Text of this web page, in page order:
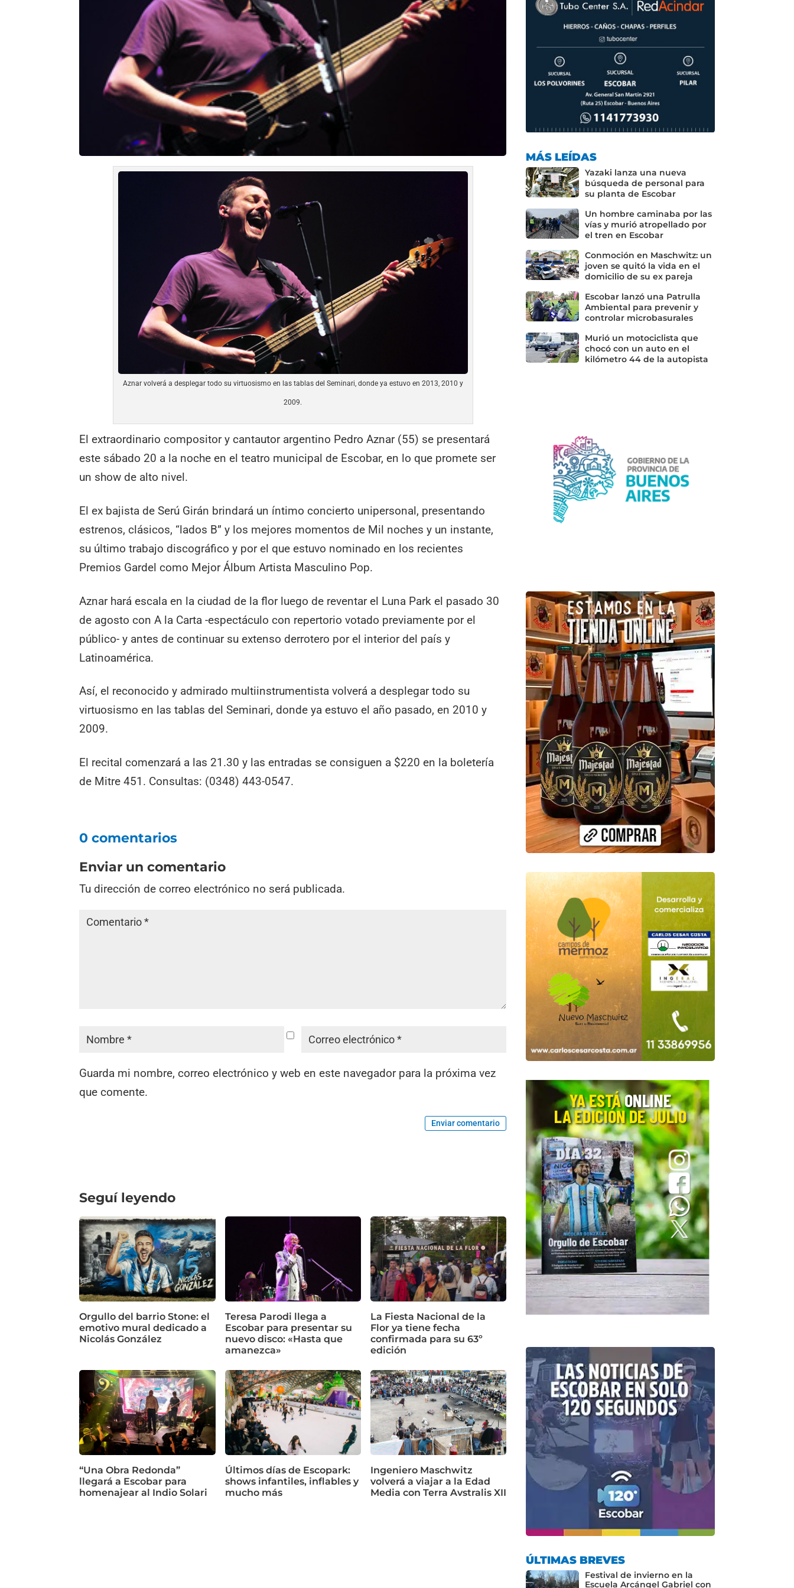
Aznar volverá a desplegar todo su virtuosismo en las tablas del Seminari, donde ya estuvo en 2013, 2010 y
2009.
El extraordinario compositor y cantautor argentino Pedro Aznar (55) se presentará
este sábado 20 a la noche en el teatro municipal de Escobar, en lo que promete ser
un show de alto nivel.
El ex bajista de Serú Girán brindará un íntimo concierto unipersonal, presentando
estrenos, clásicos, “lados B” y los mejores momentos de Mil noches y un instante,
su último trabajo discográfico y por el que estuvo nominado en los recientes
Premios Gardel como Mejor Álbum Artista Masculino Pop.
Aznar hará escala en la ciudad de la flor luego de reventar el Luna Park el pasado 30
de agosto con A la Carta -espectáculo con repertorio votado previamente por el
público- y antes de continuar su extenso derrotero por el interior del país y
Latinoamérica.
Así, el reconocido y admirado multiinstrumentista volverá a desplegar todo su
virtuosismo en las tablas del Seminari, donde ya estuvo el año pasado, en 2010 y
2009.
El recital comenzará a las 21.30 y las entradas se consiguen a $220 en la boletería
de Mitre 451. Consultas: (0348) 443-0547.
0 comentarios
Enviar un comentario
Tu dirección de correo electrónico no será publicada.
Guarda mi nombre, correo electrónico y web en este navegador para la próxima vez
que comente.
Enviar comentario
Seguí leyendo
Orgullo del barrio Stone: el
emotivo mural dedicado a
Nicolás González
Teresa Parodi llega a
Escobar para presentar su
nuevo disco: «Hasta que
amanezca»
La Fiesta Nacional de la
Flor ya tiene fecha
confirmada para su 63º
edición
“Una Obra Redonda”
llegará a Escobar para
homenajear al Indio Solari
Últimos días de Escopark:
shows infantiles, inflables y
mucho más
Ingeniero Maschwitz
volverá a viajar a la Edad
Media con Terra Avstralis XII
MÁS LEÍDAS
Yazaki lanza una nueva
búsqueda de personal para
su planta de Escobar
Un hombre caminaba por las
vías y murió atropellado por
el tren en Escobar
Conmoción en Maschwitz: un
joven se quitó la vida en el
domicilio de su ex pareja
Escobar lanzó una Patrulla
Ambiental para prevenir y
controlar microbasurales
Murió un motociclista que
chocó con un auto en el
kilómetro 44 de la autopista
ÚLTIMAS BREVES
Festival de invierno en la
Escuela Arcángel Gabriel con